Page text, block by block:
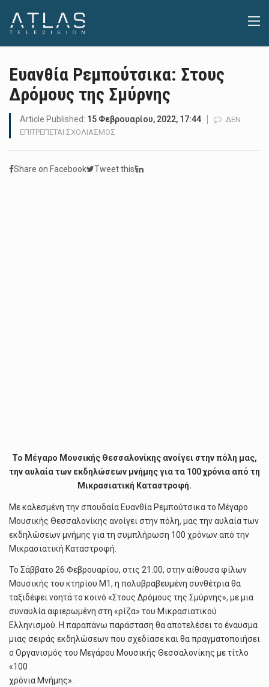
Ευανθία Ρεμπούτσικα: Στους
Δρόμους της Σμύρνης
Article Published: 15 Φεβρουαρίου, 2022, 17:44
ΔΕΝ
ΕΠΙΤΡΈΠΕΤΑΙ ΣΧΟΛΙΑΣΜΌΣ
ΣΤΟΥΣ
Share on Facebook Tweet this!
Το Μέγαρο Μουσικής Θεσσαλονίκης ανοίγει στην πόλη μας,
την αυλαία των εκδηλώσεων μνήμης για τα 100 χρόνια από τη
Μικρασιατική Καταστροφή.
Με καλεσμένη την σπουδαία Ευανθία Ρεμπούτσικα το Μέγαρο
Μουσικής Θεσσαλονίκης ανοίγει στην πόλη, μας την αυλαία των
εκδηλώσεων μνήμης για τη συμπλήρωση 100 χρόνων από την
Μικρασιατική Καταστροφή.
Το Σάββατο 26 Φεβρουαρίου, στις 21.00, στην αίθουσα φίλων
Μουσικής του κτηρίου Μ1, η πολυβραβευμένη συνθέτρια θα
ταξιδέψει νοητά το κοινό «Στους Δρόμους της Σμύρνης», με μια
συναυλία αφιερωμένη στη «ρίζα» του Μικρασιατικού
Ελληνισμού. Η παραπάνω παράσταση θα αποτελέσει το έναυσμα
μιας σειράς εκδηλώσεων που σχεδίασε και θα πραγματοποιήσει
ο Οργανισμός του Μεγάρου Μουσικής Θεσσαλονίκης με τίτλο
«100
χρόνια Μνήμης».